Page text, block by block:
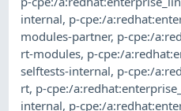
internal, p-cpe:/
modules-partner, p-cpe:/
rt-modules, p-cpe:/
selftests-internal, p-cpe:/
rt, p-cpe:/
internal, p-cpe:/